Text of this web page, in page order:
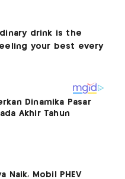
Dinamika Pasar
Akhir Tahun
Naik, Mobil PHEV